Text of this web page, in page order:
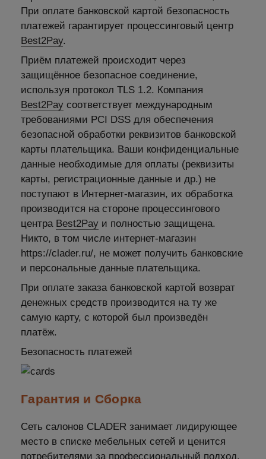
При оплате банковской картой безопасность
платежей гарантирует процессинговый центр
Best2Pay.
Приём платежей происходит через
защищённое безопасное соединение,
используя протокол TLS 1.2. Компания
Best2Pay соответствует международным
требованиями PCI DSS для обеспечения
безопасной обработки реквизитов банковской
карты плательщика. Ваши конфиденциальные
данные необходимые для оплаты (реквизиты
карты, регистрационные данные и др.) не
поступают в Интернет-магазин, их обработка
производится на стороне процессингового
центра Best2Pay и полностью защищена.
Никто, в том числе интернет-магазин
https://clader.ru/, не может получить банковские
и персональные данные плательщика.
При оплате заказа банковской картой возврат
денежных средств производится на ту же
самую карту, с которой был произведён
платёж.
Безопасность платежей
Гарантия и Сборка
Сеть салонов CLADER занимает лидирующее
место в списке мебельных сетей и ценится
потребителями за профессиональный подход,